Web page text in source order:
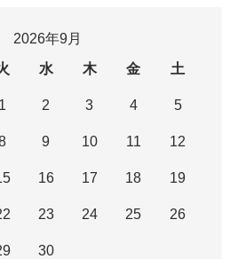
2026年9月
水 木 金 土
1 2 3 4 5
9 10 11 12
16 17 18 19
23 24 25 26
30